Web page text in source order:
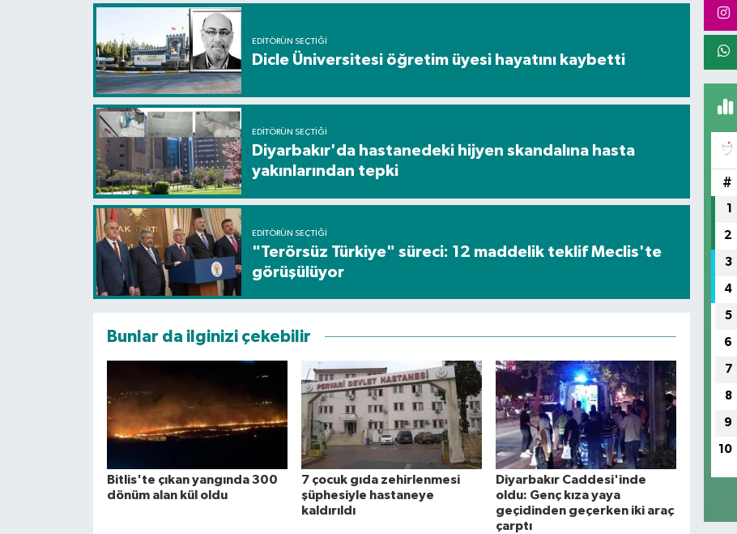
EDITÖRÜN SEÇTIĞI
Dicle Üniversitesi öğretim üyesi hayatını kaybetti
EDITÖRÜN SEÇTIĞI
Diyarbakır'da hastanedeki hijyen skandalına hasta
yakınlarından tepki
EDITÖRÜN SEÇTIĞI
"Terörsüz Türkiye" süreci: 12 maddelik teklif Meclis'te
görüşülüyor
Bunlar da ilginizi çekebilir
Bitlis'te çıkan yangında 300
dönüm alan kül oldu
7 çocuk gıda zehirlenmesi
şüphesiyle hastaneye
kaldırıldı
Diyarbakır Caddesi'inde
oldu: Genç kıza yaya
geçidinden geçerken iki araç
çarptı
#
1
2
3
4
5
6
7
8
9
10